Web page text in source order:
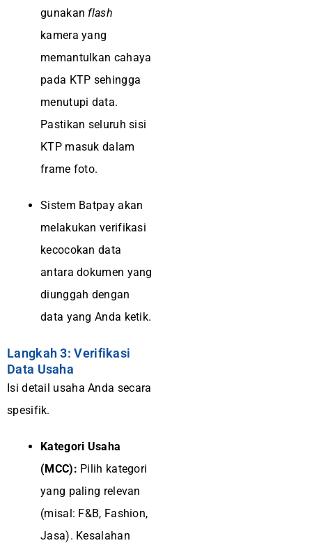
gunakan flash
kamera yang
memantulkan cahaya
pada KTP sehingga
menutupi data.
Pastikan seluruh sisi
KTP masuk dalam
frame foto.
Sistem Batpay akan
melakukan verifikasi
kecocokan data
antara dokumen yang
diunggah dengan
data yang Anda ketik.
Langkah 3: Verifikasi
Data Usaha
Isi detail usaha Anda secara
spesifik.
Kategori Usaha
(MCC): Pilih kategori
yang paling relevan
(misal: F&B, Fashion,
Jasa). Kesalahan